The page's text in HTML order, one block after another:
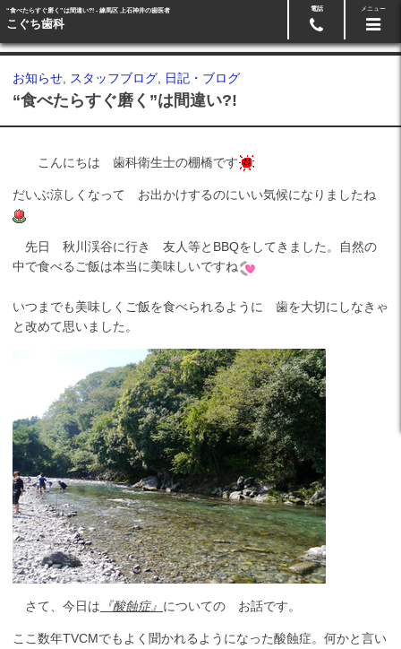
“食べたらすぐ磨く”は間違い?! - 練馬区 上石神井の歯医者
こぐち歯科
電話 メニュー
お知らせ スタッフブログ 日記・ブログ
“食べたらすぐ磨く”は間違い?!
こんにちは 歯科衛生士の棚橋です
だいぶ涼しくなって お出かけするのにいい気候になりましたね
先日 秋川渓谷に行き 友人等とBBQをしてきました。自然の
中で食べるご飯は本当に美味しいですね
いつまでも美味しくご飯を食べられるように 歯を大切にしなきゃ
と改めて思いました。
さて、今日は 『酸蝕症』 についての お話です。
ここ数年TVCMでもよく聞かれるようになった酸蝕症。何かと言い
Googleマップ 03-5991-3918